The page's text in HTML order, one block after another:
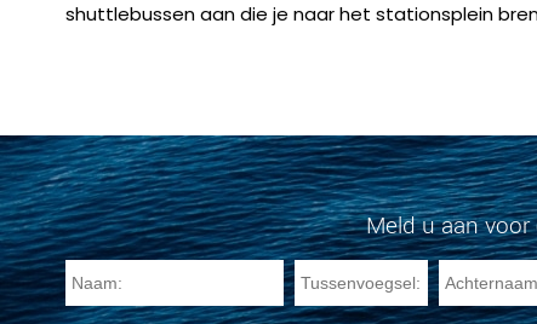
shuttlebussen aan die je naar het stationsplein
Meld u aan